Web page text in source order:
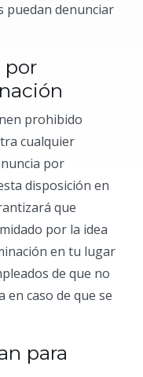
puedan denunciar
por
prohibido
cualquier
por
disposición en
que
por la idea
en tu lugar
de que no
caso de que se
para